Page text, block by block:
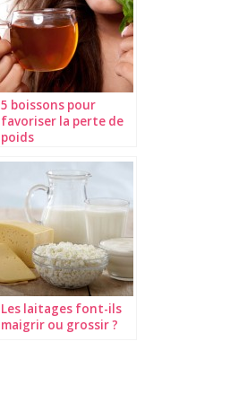
5 boissons pour
favoriser la perte de
poids
Les laitages font-ils
maigrir ou grossir ?